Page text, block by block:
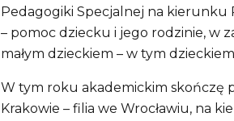
Pedagogiki Specjalnej na kierunku
– pomoc dziecku i jego rodzinie, w
małym dzieckiem – w tym
W tym roku akademickim skończę
Krakowie – filia we Wrocławiu, na